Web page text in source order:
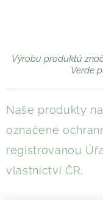
Výrobu produktů
Verde
Naše produkty
označené
registrovanou
vlastnictví ČR.